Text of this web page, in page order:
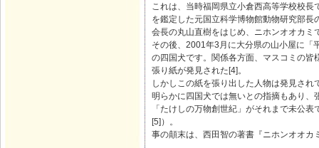
これは、当時福岡県立小倉西高等学校校
を鑑定した元国立科学博物館動物研究部
会長の丸山直樹をはじめ、ニホンオオカ
その後、2001年3月に大分県の山小屋に「
の四国犬です。関係各方面、マスコミの
張り紙が発見された[4]。
しかしこの紙を張り出した人物は発見さ
明らかに四国犬では無いとの指摘もあり
「たけしの万物創世紀」がそれまで未公
[5]）。
事の顛末は、西田智の著書『ニホンオオ